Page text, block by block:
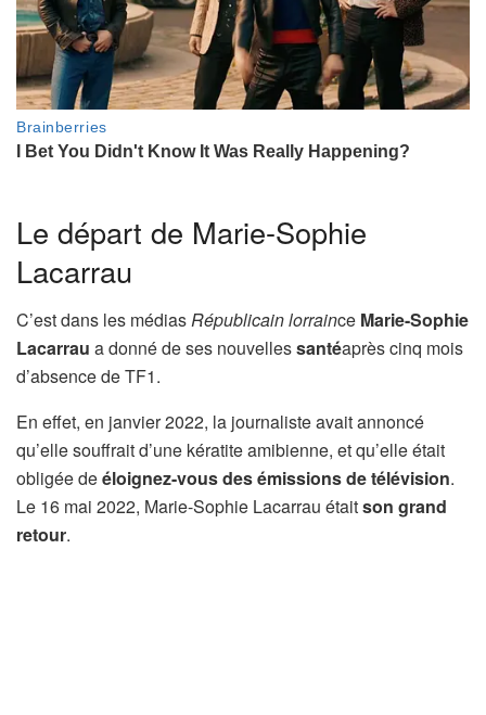
Le départ de Marie-Sophie
Lacarrau
C’est dans les médias Républicain lorraince Marie-Sophie
Lacarrau a donné de ses nouvellessantéaprès cinq mois
d’absence de TF1.
En effet, en janvier 2022, la journaliste avait annoncé
qu’elle souffrait d’une kératite amibienne, et qu’elle était
obligée deéloignez-vous des émissions de télévision.
Le 16 mai 2022, Marie-Sophie Lacarrau étaitson grand
retour.